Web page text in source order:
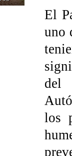
El
uno
del
los